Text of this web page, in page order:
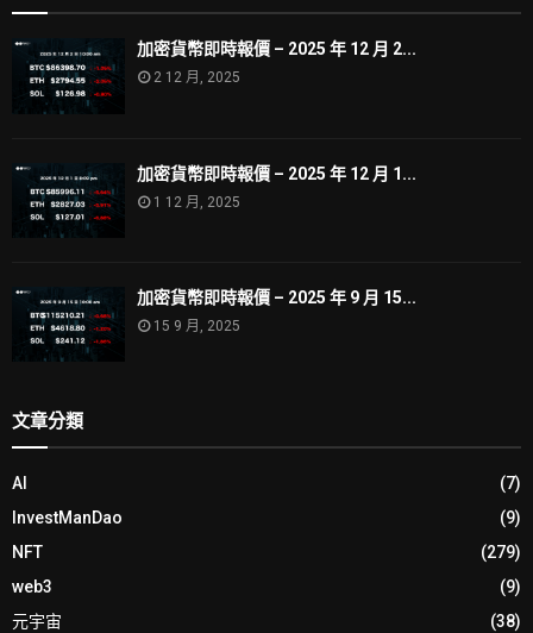
加密貨幣即時報價 – 2025 年 12 月 2...
2 12 月, 2025
加密貨幣即時報價 – 2025 年 12 月 1...
1 12 月, 2025
加密貨幣即時報價 – 2025 年 9 月 15...
15 9 月, 2025
文章分類
AI
(7)
InvestManDao
(9)
NFT
(279)
web3
(9)
元宇宙
(38)